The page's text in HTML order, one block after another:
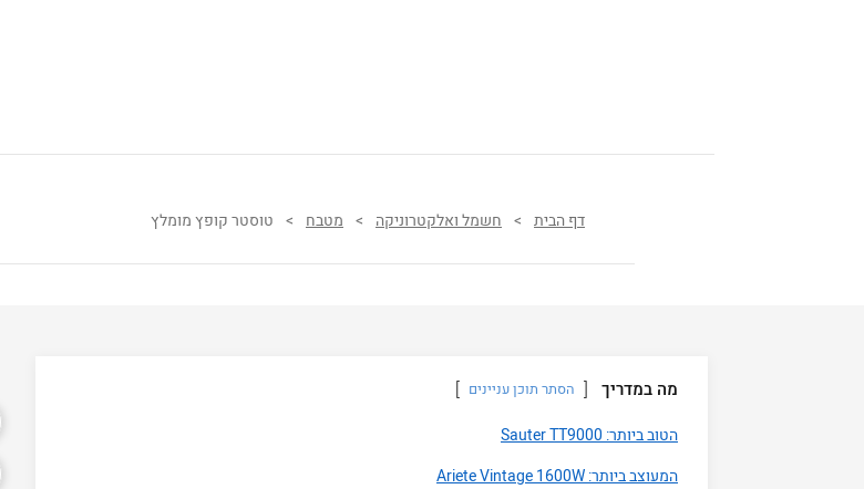
דף הבית > חשמל ואלקטרוניקה > מטבח > טוסטר קופץ מומלץ
מה במדריך הסתר תוכן עניינים
הטוב ביותר: Sauter TT9000
המעוצב ביותר: Ariete Vintage 1600W